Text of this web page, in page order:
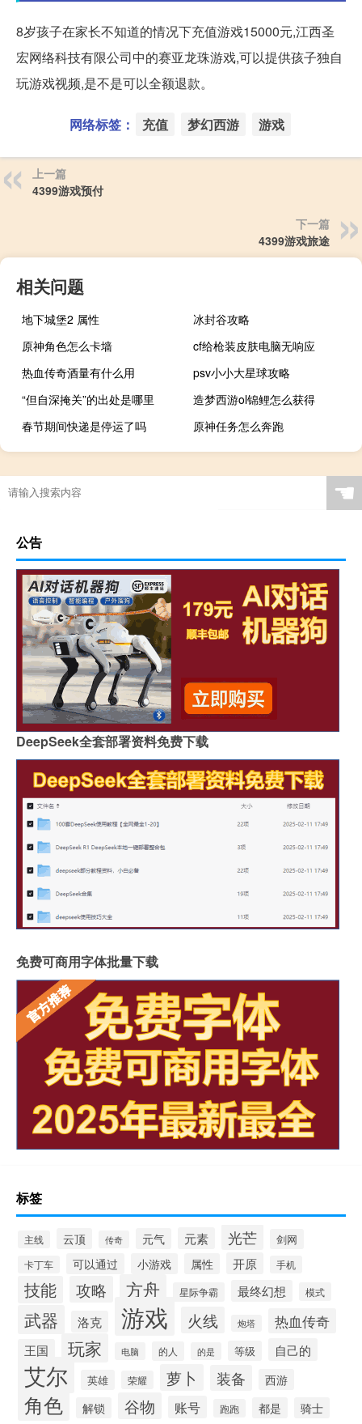
8岁孩子在家长不知道的情况下充值游戏15000元,江西圣
宏网络科技有限公司中的赛亚龙珠游戏,可以提供孩子独自
玩游戏视频,是不是可以全额退款。
网络标签： 充值 梦幻西游 游戏
上一篇
4399游戏预付
下一篇
4399游戏旅途
相关问题
地下城堡2 属性
冰封谷攻略
原神角色怎么卡墙
cf给枪装皮肤电脑无响应
热血传奇酒量有什么用
psv小小大星球攻略
“但自深掩关”的出处是哪里
造梦西游ol锦鲤怎么获得
春节期间快递是停运了吗
原神任务怎么奔跑
☚
公告
DeepSeek全套部署资料免费下载
免费可商用字体批量下载
标签
主线 云顶 传奇 元气 元素 光芒 剑网
卡丁车 可以通过 小游戏 属性 开原 手机
技能 攻略 方舟 星际争霸 最终幻想 模式
武器 洛克 游戏 火线 炮塔 热血传奇
王国 玩家 电脑 的人 的是 等级 自己的
艾尔 英雄 荣耀 萝卜 装备 西游
角色 解锁 谷物 账号 跑跑 都是 骑士